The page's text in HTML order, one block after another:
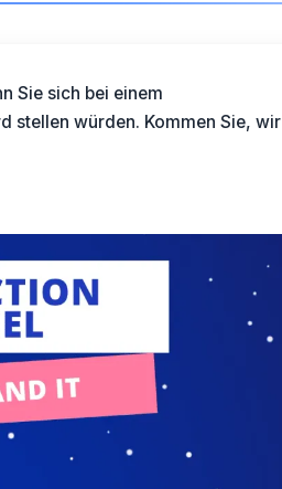
Sie sich bei einem
stellen würden. Kommen Sie, wir